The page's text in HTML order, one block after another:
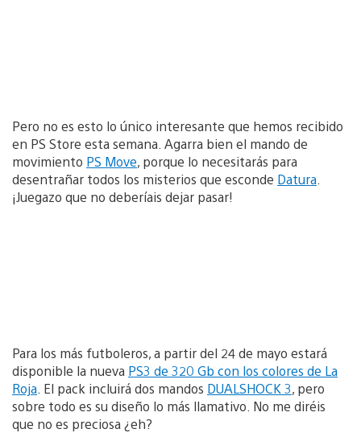
Pero no es esto lo único interesante que hemos recibido
en PS Store esta semana. Agarra bien el mando de
movimiento PS Move, porque lo necesitarás para
desentrañar todos los misterios que esconde Datura
¡Juegazo que no deberíais dejar pasar!
Para los más futboleros, a partir del 24 de mayo estará
disponible la nueva PS3 de 320 Gb con los colores de La
Roja . El pack incluirá dos mandos DUALSHOCK 3, pero
sobre todo es su diseño lo más llamativo. No me diréis
que no es preciosa ¿eh?